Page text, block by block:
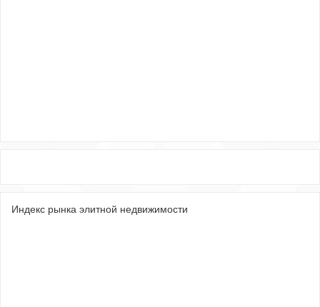
Индекс рынка элитной недвижимости